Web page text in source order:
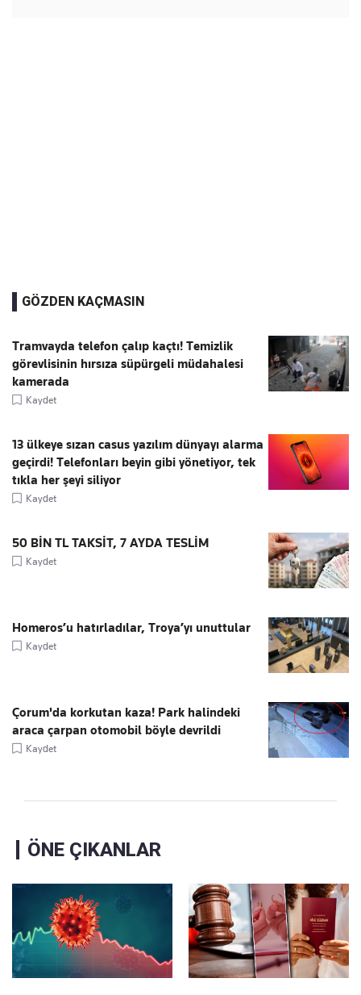
GÖZDEN KAÇMASIN
Tramvayda telefon çalıp kaçtı! Temizlik
görevlisinin hırsıza süpürgeli müdahalesi
kamerada
Kaydet
13 ülkeye sızan casus yazılım dünyayı alarma
geçirdi! Telefonları beyin gibi yönetiyor, tek
tıkla her şeyi siliyor
Kaydet
50 BİN TL TAKSİT, 7 AYDA TESLİM
Kaydet
Homeros’u hatırladılar, Troya’yı unuttular
Kaydet
Çorum'da korkutan kaza! Park halindeki
araca çarpan otomobil böyle devrildi
Kaydet
ÖNE ÇIKANLAR